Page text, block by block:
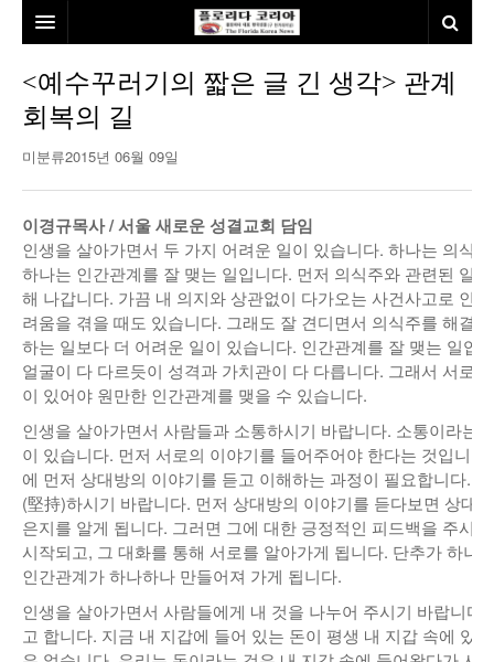
본사소개
뉴스
미국
발행인칼럼
김명열칼럼
이명덕칼럼
김선옥칼럼
김원동칼럼
건강
본보특집
100인선/독자광장
100인선
독자광장
여행
인근여행지
놀이공원
낚시/비치
골프
인터뷰/탐방
<예수꾸러기의 짧은 글 긴 생각> 관계
회복의 길
미분류2015년 06월 09일
이경규목사 / 서울 새로운 성결교회 담임
인생을 살아가면서 두 가지 어려운 일이 있습니다. 하나는 의식
하나는 인간관계를 잘 맺는 일입니다. 먼저 의식주와 관련된 일
해 나갑니다. 가끔 내 의지와 상관없이 다가오는 사건사고로 인
려움을 겪을 때도 있습니다. 그래도 잘 견디면서 의식주를 해결
하는 일보다 더 어려운 일이 있습니다. 인간관계를 잘 맺는 일입
얼굴이 다 다르듯이 성격과 가치관이 다 다릅니다. 그래서 서로
이 있어야 원만한 인간관계를 맺을 수 있습니다.
인생을 살아가면서 사람들과 소통하시기 바랍니다. 소통이라는
이 있습니다. 먼저 서로의 이야기를 들어주어야 한다는 것입니
에 먼저 상대방의 이야기를 듣고 이해하는 과정이 필요합니다.
(堅持)하시기 바랍니다. 먼저 상대방의 이야기를 듣다보면 상대
은지를 알게 됩니다. 그러면 그에 대한 긍정적인 피드백을 주시
시작되고, 그 대화를 통해 서로를 알아가게 됩니다. 단추가 하나
인간관계가 하나하나 만들어져 가게 됩니다.
인생을 살아가면서 사람들에게 내 것을 나누어 주시기 바랍니다
고 합니다. 지금 내 지갑에 들어 있는 돈이 평생 내 지갑 속에 있